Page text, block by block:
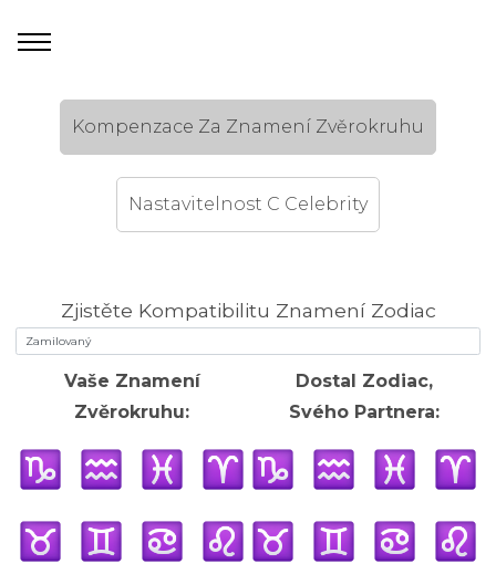
Kompenzace Za Znamení Zvěrokruhu
Nastavitelnost C Celebrity
Zjistěte Kompatibilitu Znamení Zodiac
Vaše Znamení
Zvěrokruhu:
Dostal Zodiac,
Svého Partnera: